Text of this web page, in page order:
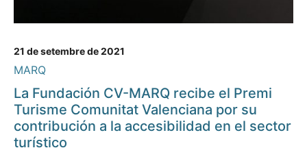
21 de setembre de 2021
MARQ
La Fundación CV-MARQ recibe el Premi
Turisme Comunitat Valenciana por su
contribución a la accesibilidad en el sector
turístico